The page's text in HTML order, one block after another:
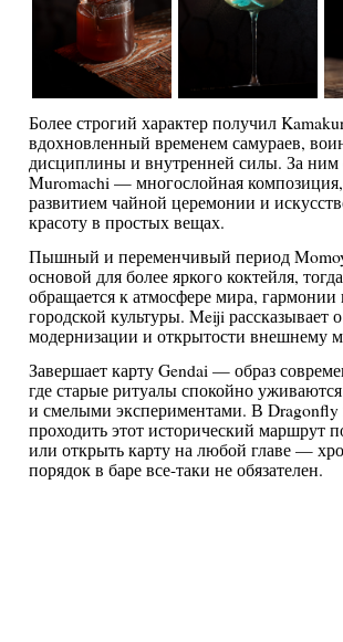
Более строгий характер получил
вдохновленный временем самураев,
дисциплины и внутренней силы. За ним
Muromachi — многослойная композиция,
развитием чайной церемонии и
красоту в простых вещах.
Пышный и переменчивый период
основой для более яркого коктейля,
обращается к атмосфере мира, гармонии
городской культуры. Meiji рассказывает
модернизации и открытости внешнему
Завершает карту Gendai — образ
где старые ритуалы спокойно
и смелыми экспериментами. В Dragonfly
проходить этот исторический маршрут
или открыть карту на любой главе —
порядок в баре все-таки не обязателен.